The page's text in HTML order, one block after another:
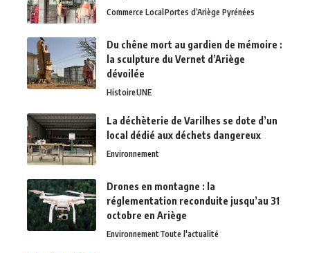
Commerce LocalPortes d’Ariège Pyrénées
Du chêne mort au gardien de mémoire :
la sculpture du Vernet d’Ariège
dévoilée
HistoireUNE
La déchèterie de Varilhes se dote d’un
local dédié aux déchets dangereux
Environnement
Drones en montagne : la
réglementation reconduite jusqu’au 31
octobre en Ariège
EnvironnementToute l'actualité